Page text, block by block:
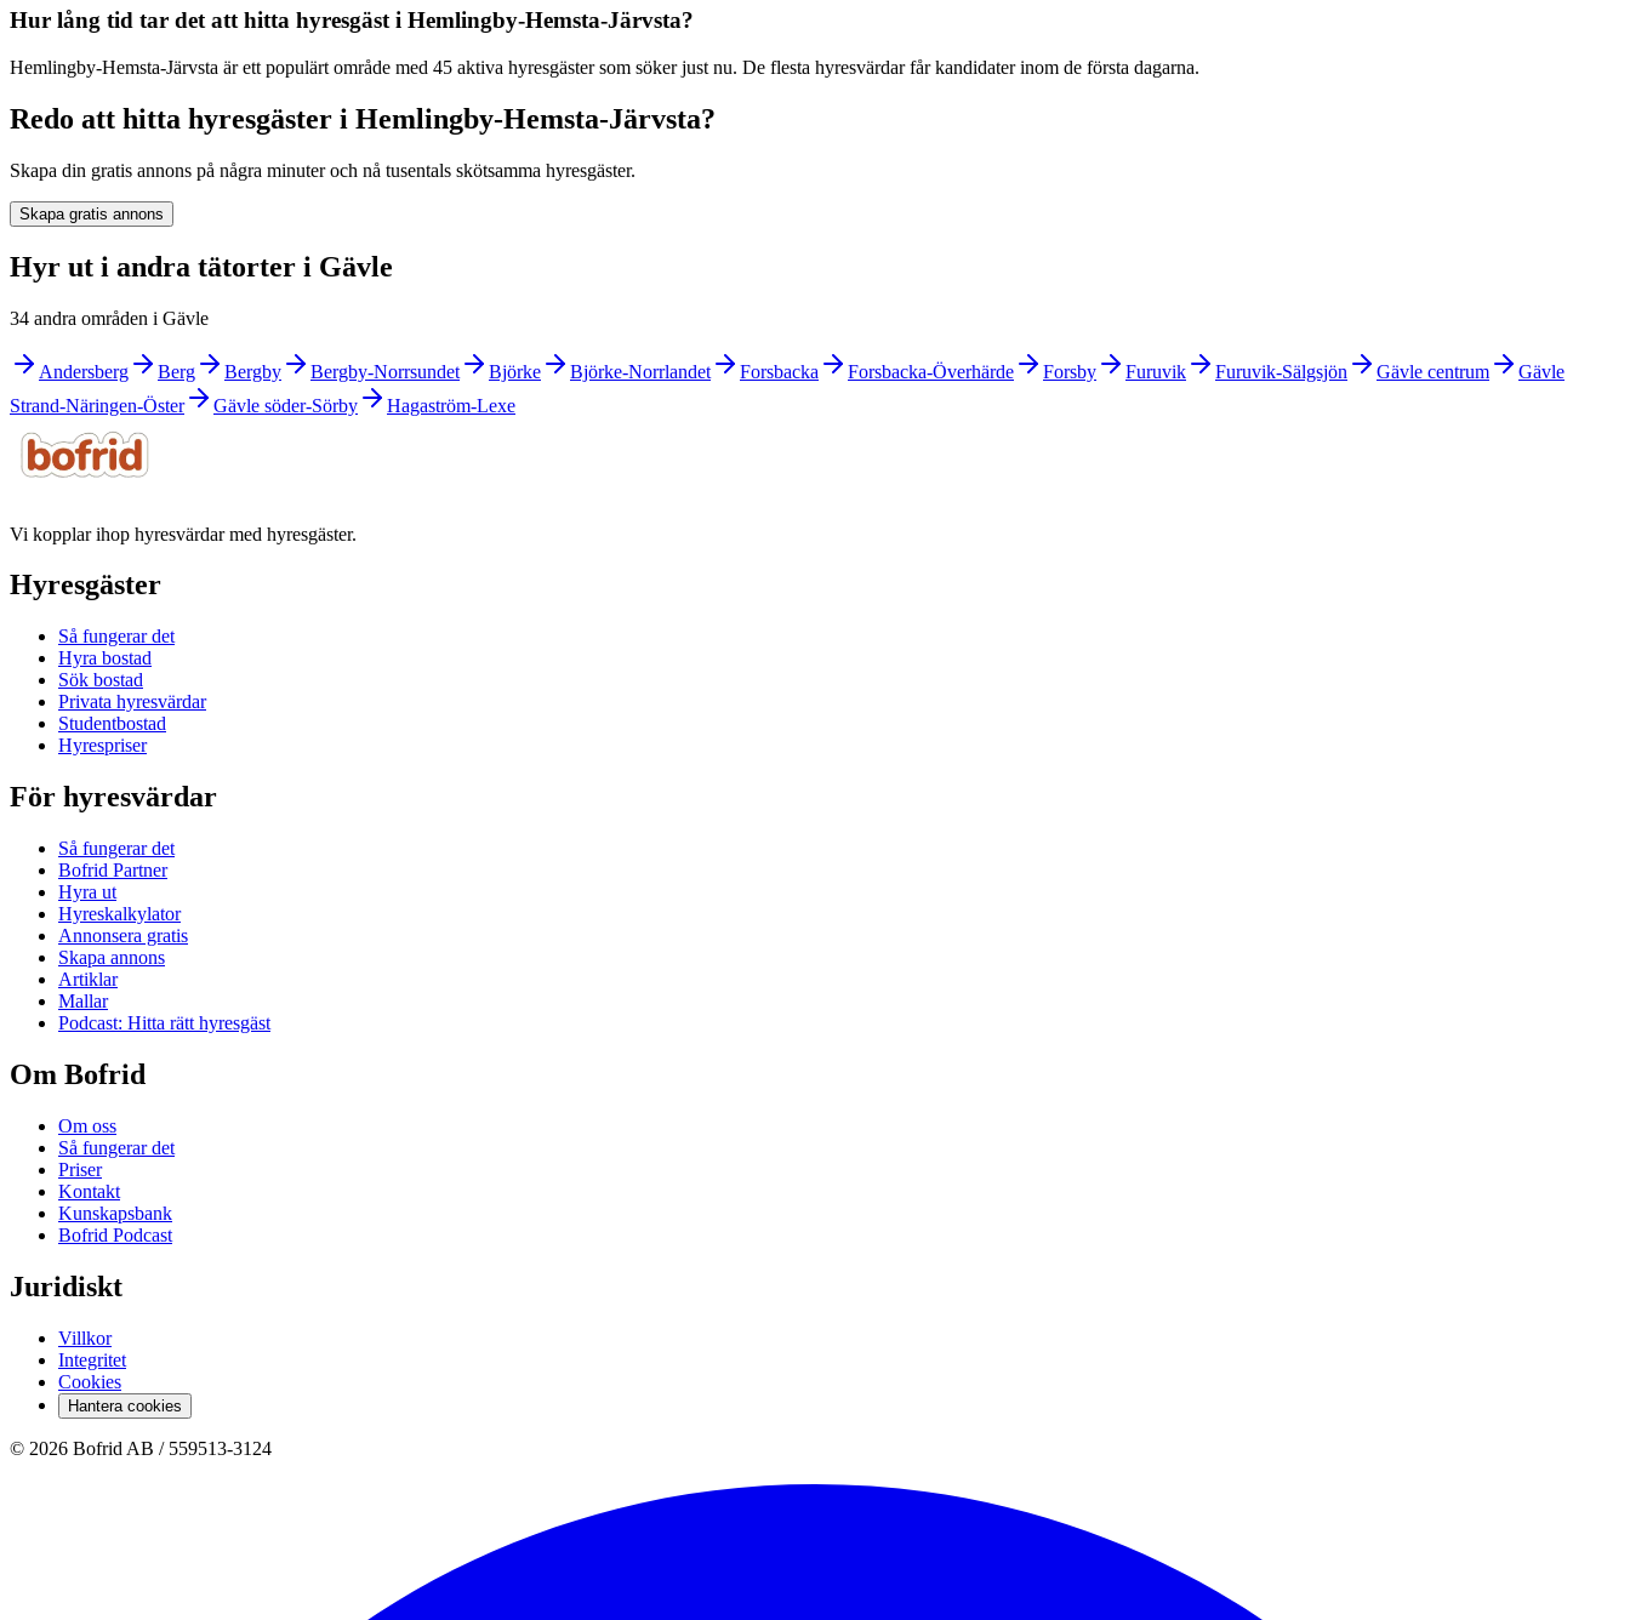
Hur lång tid tar det att hitta hyresgäst i Hemlingby-Hemsta-Järvsta?
Hemlingby-Hemsta-Järvsta är ett populärt område med 45 aktiva hyresgäster som söker just nu. De flesta hyresvärdar får kandidater inom de första dagarna.
Redo att hitta hyresgäster i Hemlingby-Hemsta-Järvsta?
Skapa din gratis annons på några minuter och nå tusentals skötsamma hyresgäster.
Skapa gratis annons
Hyr ut i andra tätorter i Gävle
34 andra områden i Gävle
Andersberg Berg Bergby Bergby-Norrsundet Björke Björke-Norrlandet Forsbacka Forsbacka-Överhärde Forsby Furuvik Furuvik-Sälgsjön Gävle centrum
Gävle
Strand-Näringen-Öster
Gävle söder-Sörby Hagaström-Lexe
Vi kopplar ihop hyresvärdar med hyresgäster.
Hyresgäster
Så fungerar det
Hyra bostad
Sök bostad
Privata hyresvärdar
Studentbostad
Hyrespriser
För hyresvärdar
Så fungerar det
Bofrid Partner
Hyra ut
Hyreskalkylator
Annonsera gratis
Skapa annons
Artiklar
Mallar
Podcast: Hitta rätt hyresgäst
Om Bofrid
Om oss
Så fungerar det
Priser
Kontakt
Kunskapsbank
Bofrid Podcast
Juridiskt
Villkor
Integritet
Cookies
Hantera cookies
© 2026 Bofrid AB / 559513-3124